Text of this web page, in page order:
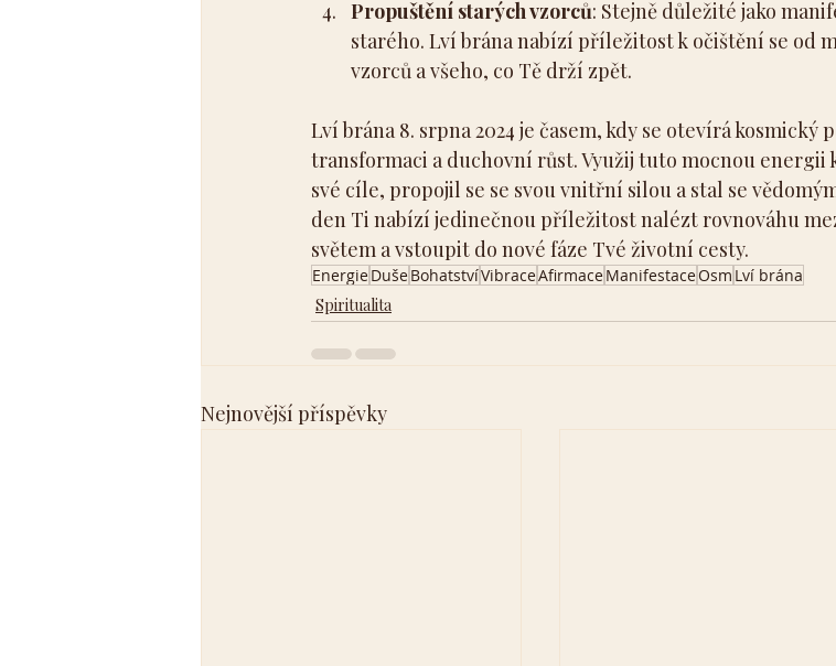
Propuštění starých vzorců: Stejně důležité jako
starého. Lví brána nabízí příležitost k očištění se od
vzorců a všeho, co Tě drží zpět.
Lví brána 8. srpna 2024 je časem, kdy se otevírá
transformaci a duchovní růst. Využij tuto mocnou energii
své cíle, propojil se se svou vnitřní silou a stal se
den Ti nabízí jedinečnou příležitost nalézt rovnováhu
světem a vstoupit do nové fáze Tvé životní cesty.
EnergieDušeBohatstvíVibraceAfirmaceManifestaceOsm Lví brána
Spiritualita
Nejnovější příspěvky